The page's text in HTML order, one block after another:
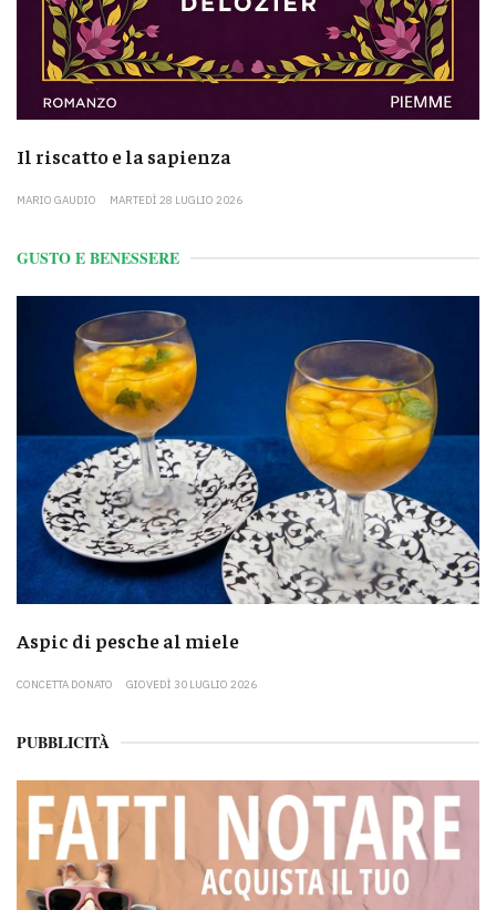
Il riscatto e la sapienza
MARIO GAUDIO MARTEDÌ 28 LUGLIO 2026
GUSTO E BENESSERE
Aspic di pesche al miele
CONCETTA DONATO GIOVEDÌ 30 LUGLIO 2026
PUBBLICITÀ